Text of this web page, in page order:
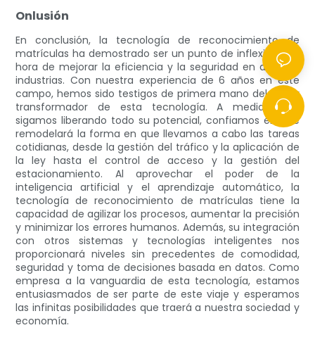
Onlusión
En conclusión, la tecnología de reconocimiento de
matrículas ha demostrado ser un punto de inflexión a la
hora de mejorar la eficiencia y la seguridad en diversas
industrias. Con nuestra experiencia de 6 años en este
campo, hemos sido testigos de primera mano del poder
transformador de esta tecnología. A medida que
sigamos liberando todo su potencial, confiamos en que
remodelará la forma en que llevamos a cabo las tareas
cotidianas, desde la gestión del tráfico y la aplicación de
la ley hasta el control de acceso y la gestión del
estacionamiento. Al aprovechar el poder de la
inteligencia artificial y el aprendizaje automático, la
tecnología de reconocimiento de matrículas tiene la
capacidad de agilizar los procesos, aumentar la precisión
y minimizar los errores humanos. Además, su integración
con otros sistemas y tecnologías inteligentes nos
proporcionará niveles sin precedentes de comodidad,
seguridad y toma de decisiones basada en datos. Como
empresa a la vanguardia de esta tecnología, estamos
entusiasmados de ser parte de este viaje y esperamos
las infinitas posibilidades que traerá a nuestra sociedad y
economía.